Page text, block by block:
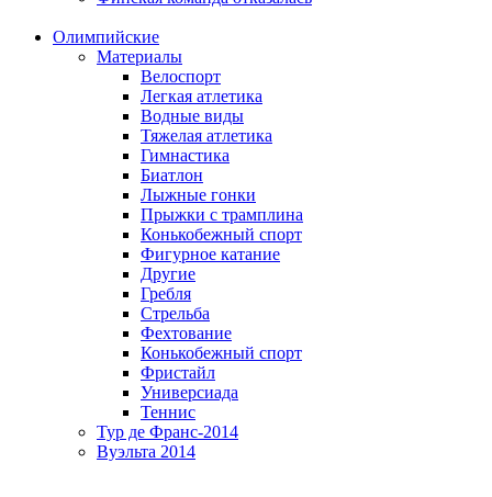
Олимпийские
Материалы
Велоспорт
Легкая атлетика
Водные виды
Тяжелая атлетика
Гимнастика
Биатлон
Лыжные гонки
Прыжки с трамплина
Конькобежный спорт
Фигурное катание
Другие
Гребля
Стрельба
Фехтование
Конькобежный спорт
Фристайл
Универсиада
Теннис
Тур де Франс-2014
Вуэльта 2014